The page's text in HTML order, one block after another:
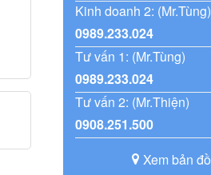
Kinh doanh 2: (Mr.Tùng)
0989.233.024
Tư vấn 1: (Mr.Tùng)
0989.233.024
Tư vấn 2: (Mr.Thiện)
0908.251.500
Xem bản đồ